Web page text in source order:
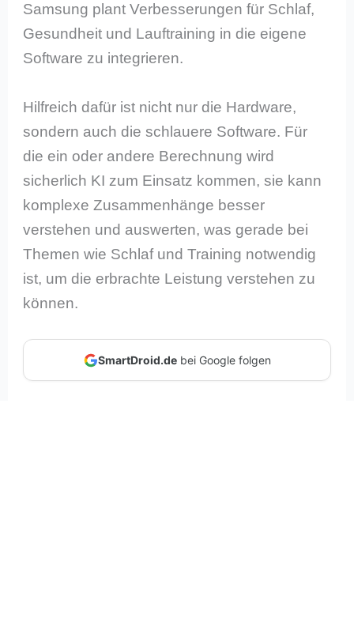
Samsung plant Verbesserungen für Schlaf,
Gesundheit und Lauftraining in die eigene
Software zu integrieren.
Hilfreich dafür ist nicht nur die Hardware,
sondern auch die schlauere Software. Für
die ein oder andere Berechnung wird
sicherlich KI zum Einsatz kommen, sie kann
komplexe Zusammenhänge besser
verstehen und auswerten, was gerade bei
Themen wie Schlaf und Training notwendig
ist, um die erbrachte Leistung verstehen zu
können.
SmartDroid.debei Google folgen